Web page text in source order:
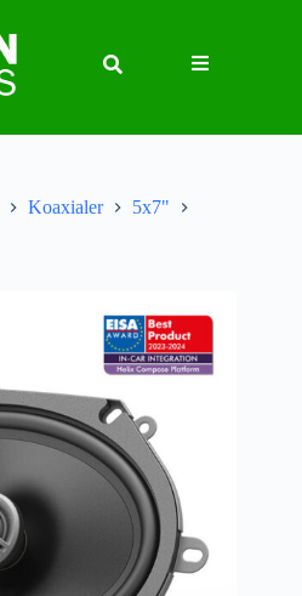
Koaxialer
5x7"